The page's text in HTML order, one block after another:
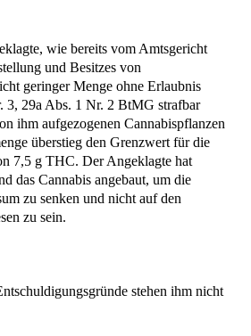
wie bereits vom Amtsgericht
und Besitzes von
geringer Menge ohne Erlaubnis
3, 29a Abs. 1 Nr. 2 BtMG strafbar
ihm aufgezogenen Cannabispflanzen
überstieg den Grenzwert für die
7,5 g THC. Der Angeklagte hat
das Cannabis angebaut, um die
zu senken und nicht auf den
zu sein.
stehen ihm nicht